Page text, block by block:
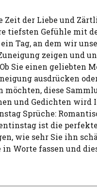
Zeit der Liebe und
tiefsten Gefühle mit
Tag, an dem wir
zeigen und
Sie einen geliebten
ausdrücken
möchten, diese
und Gedichten wird
Sprüche:
ist die
wie sehr Sie ihn
Worte fassen und